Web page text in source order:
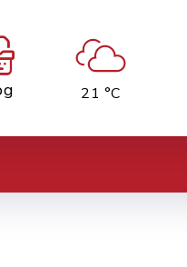
21 °C